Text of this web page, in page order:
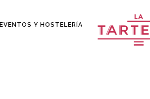
EVENTOS Y HOSTELERÍA